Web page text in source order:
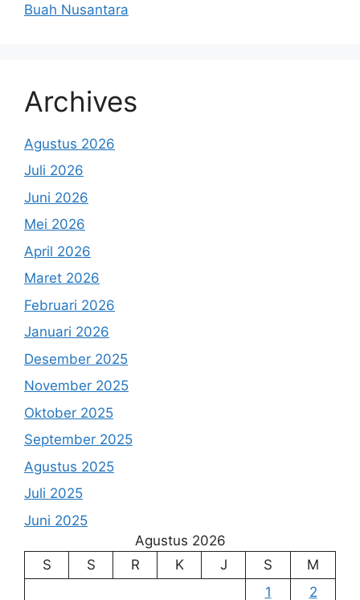
Buah Nusantara
Archives
Agustus 2026
Juli 2026
Juni 2026
Mei 2026
April 2026
Maret 2026
Februari 2026
Januari 2026
Desember 2025
November 2025
Oktober 2025
September 2025
Agustus 2025
Juli 2025
Juni 2025
Agustus 2026
S
S R K J S
M
1
2